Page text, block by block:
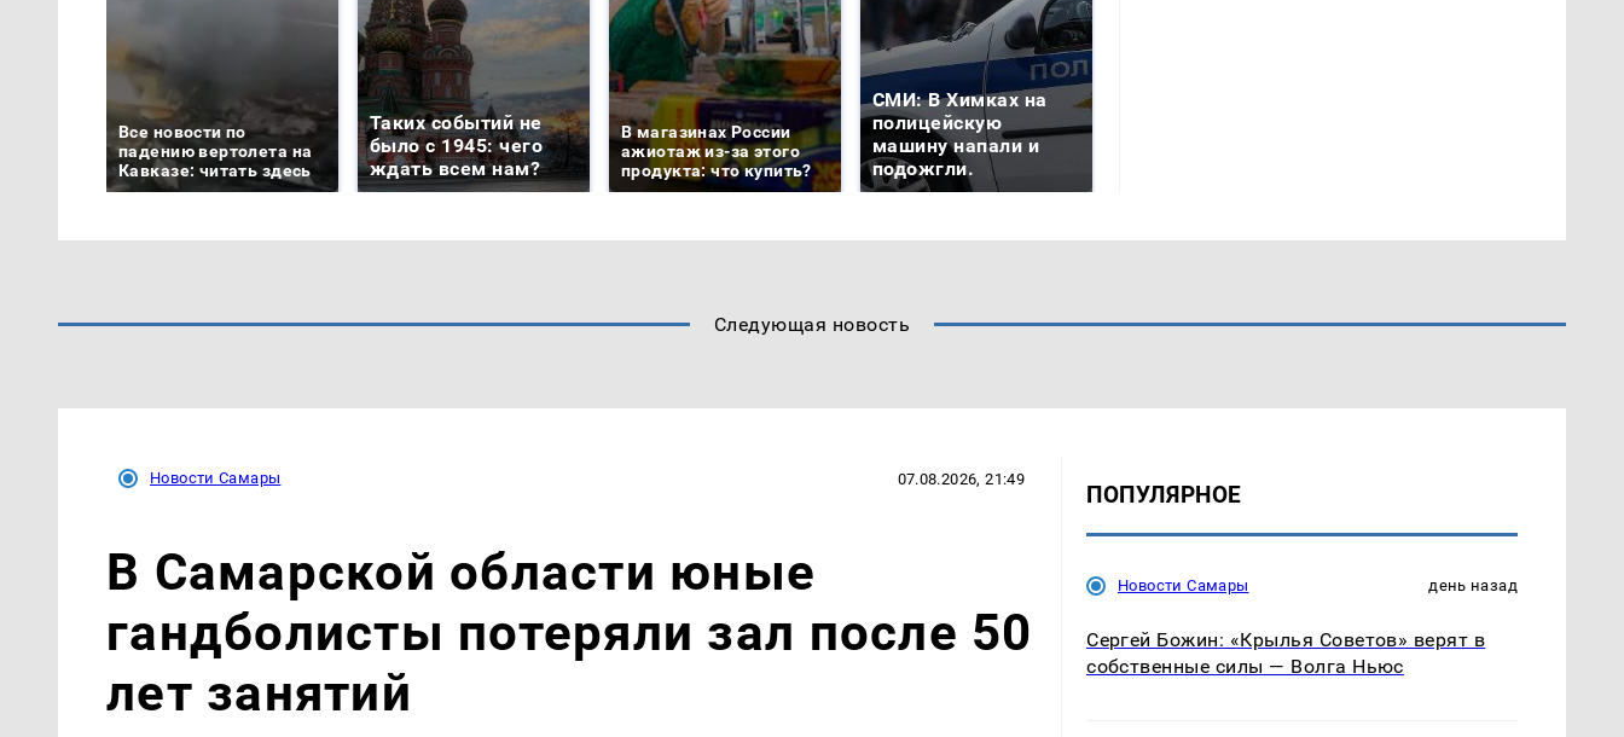
Все новости по
падению вертолета на
Кавказе: читать здесь
Таких событий не
было с 1945: чего
ждать всем нам?
В магазинах России
ажиотаж из-за этого
продукта: что купить?
СМИ: В Химках на
полицейскую
машину напали и
подожгли.
Следующая новость
Новости Самары 07.08.2026, 21:49
В Самарской области юные
гандболисты потеряли зал после 50
лет занятий
ПОПУЛЯРНОЕ
Новости Самары день назад
Сергей Божин: «Крылья Советов» верят в
собственные силы — Волга Ньюс